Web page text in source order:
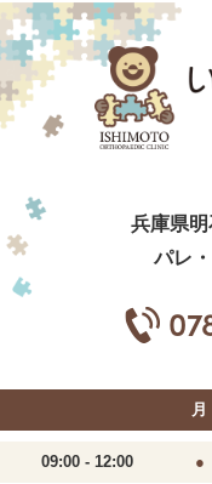
兵庫県
パレ
月
09:00 - 12:00 ●